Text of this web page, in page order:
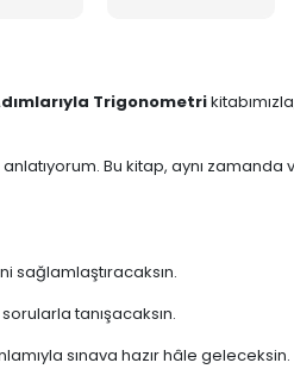
Trigonometri
Bu kitap, aynı
sağlamlaştıracaksın.
tanışacaksın.
sınava hazır hâle geleceksin.